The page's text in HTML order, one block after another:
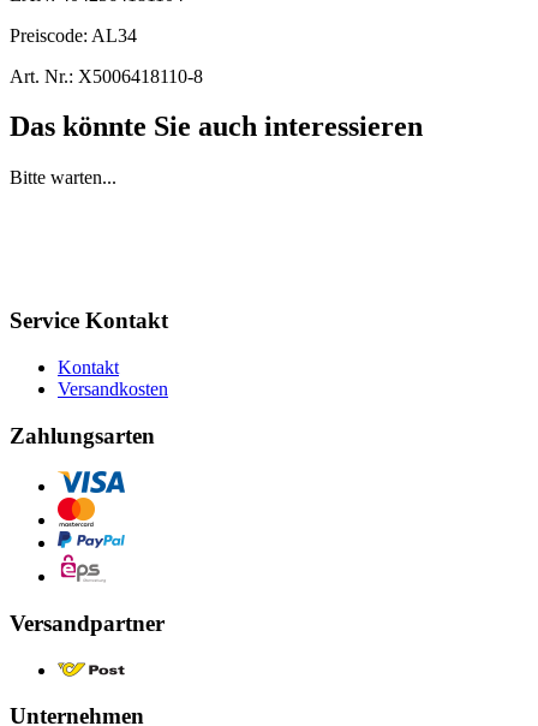
Preiscode: AL34
Art. Nr.: X5006418110-8
Das könnte Sie auch interessieren
Bitte warten...
Service Kontakt
Kontakt
Versandkosten
Zahlungsarten
Versandpartner
Unternehmen